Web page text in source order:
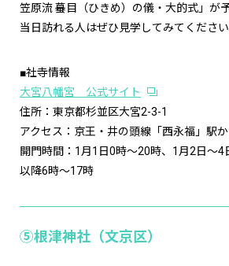
笠原流 蟇目（ひきめ）の儀・大的式」が
当日訪れる人はぜひ見学してみてください
■社寺情報
大宮八幡宮 公式サイト
住所：東京都杉並区大宮2-3-1
アクセス：京王・井の頭線「西永福」駅
開門時間：1月1日0時～20時、1月2日～4
以降6時～17時
⑤根津神社（文京区）